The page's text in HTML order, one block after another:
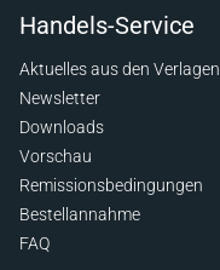
Handels-Service
Aktuelles aus den Verlagen
Newsletter
Downloads
Vorschau
Remissionsbedingungen
Bestellannahme
FAQ